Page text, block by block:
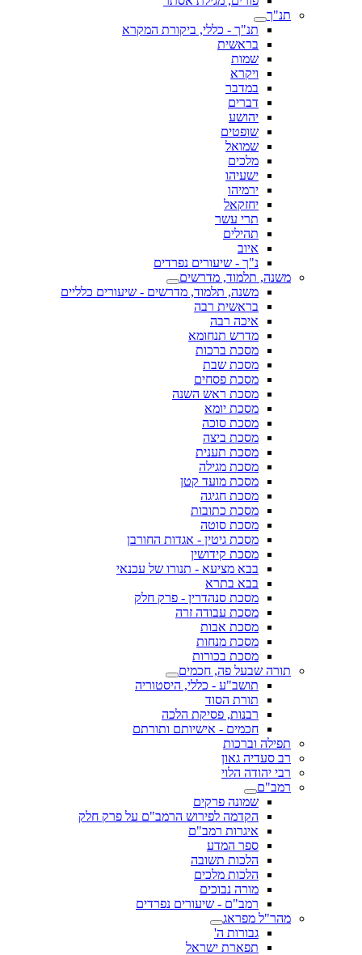
תנ"ך
תנ"ך - כללי, ביקורת המקרא
בראשית
שמות
ויקרא
במדבר
דברים
יהושע
שופטים
שמואל
מלכים
ישעיהו
ירמיהו
יחזקאל
תרי עשר
תהילים
איוב
נ"ך - שיעורים נפרדים
משנה, תלמוד, מדרשים
משנה, תלמוד, מדרשים - שיעורים כלליים
בראשית רבה
איכה רבה
מדרש תנחומא
מסכת ברכות
מסכת שבת
מסכת פסחים
מסכת ראש השנה
מסכת יומא
מסכת סוכה
מסכת ביצה
מסכת תענית
מסכת מגילה
מסכת מועד קטן
מסכת חגיגה
מסכת כתובות
מסכת סוטה
מסכת גיטין - אגדות החורבן
מסכת קידושין
בבא מציעא - תנורו של עכנאי
בבא בתרא
מסכת סנהדרין - פרק חלק
מסכת עבודה זרה
מסכת אבות
מסכת מנחות
מסכת בכורות
תורה שבעל פה, חכמים
תושב"ע - כללי, היסטוריה
תורת הסוד
רבנות, פסיקת הלכה
חכמים - אישיותם ותורתם
תפילה וברכות
רב סעדיה גאון
רבי יהודה הלוי
רמב"ם
שמונה פרקים
הקדמה לפירוש הרמב"ם על פרק חלק
איגרות רמב"ם
ספר המדע
הלכות תשובה
הלכות מלכים
מורה נבוכים
רמב"ם - שיעורים נפרדים
מהר"ל מפראג
גבורות ה'
תפארת ישראל